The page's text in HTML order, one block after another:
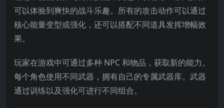
可以体验到爽快的战斗乐趣。所有的攻击动作可以通过
核心能量变型或强化，还可以搭配不同道具发挥增幅效
果。
玩家在游戏中可通过多种 NPC 和物品，获取新的能力。
每个角色使用不同武器，拥有自己的专属武器库。武器
通过训练以及强化可进行不同组合。